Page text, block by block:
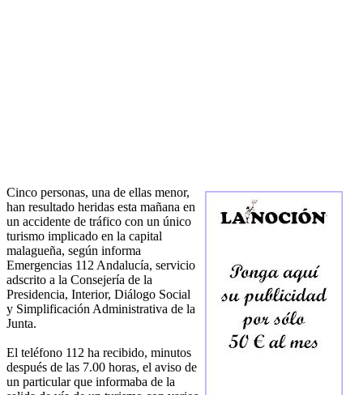
Cinco personas, una de ellas menor,
han resultado heridas esta mañana en
un accidente de tráfico con un único
turismo implicado en la capital
malagueña, según informa
Emergencias 112 Andalucía, servicio
adscrito a la Consejería de la
Presidencia, Interior, Diálogo Social
y Simplificación Administrativa de la
Junta.
El teléfono 112 ha recibido, minutos
después de las 7.00 horas, el aviso de
un particular que informaba de la